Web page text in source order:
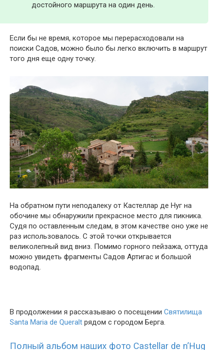
достойного маршрута на один день.
Если бы не время, которое мы перерасходовали на
поиски Садов, можно было бы легко включить в маршрут
того дня еще одну точку.
На обратном пути неподалеку от Кастеллар де Нуг на
обочине мы обнаружили прекрасное место для пикника.
Судя по оставленным следам, в этом качестве оно уже не
раз использовалось. С этой точки открывается
великолепный вид вниз. Помимо горного пейзажа, оттуда
можно увидеть фрагменты Садов Артигас и большой
водопад.
В продолжении я рассказываю о посещении Святилища
Santa Maria de Queralt рядом с городом Берга.
Полный альбом наших фото Castellar de n’Hug